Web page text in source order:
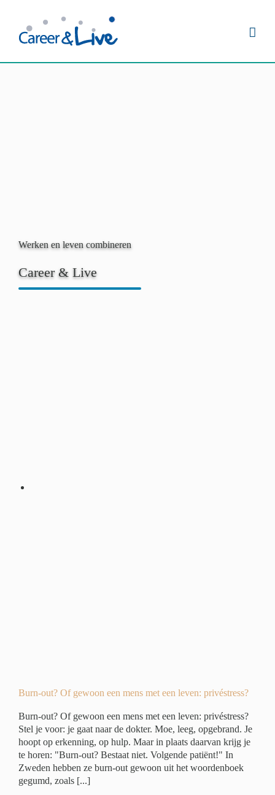
inhoud
Werken en leven combineren
Career & Live
Burn-out? Of gewoon een mens met een leven: privéstress?
Burn-out? Of gewoon een mens met een leven: privéstress?
Stel je voor: je gaat naar de dokter. Moe, leeg, opgebrand. Je
hoopt op erkenning, op hulp. Maar in plaats daarvan krijg je
te horen: "Burn-out? Bestaat niet. Volgende patiënt!" In
Zweden hebben ze burn-out gewoon uit het woordenboek
gegumd, zoals [...]